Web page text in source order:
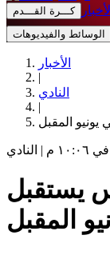
كـــرة القـــدم الأخبار
الوسائط والفيديوهات
الأخبار
|
النادي
|
المقبل
| النادي
يستقبل
المقبل